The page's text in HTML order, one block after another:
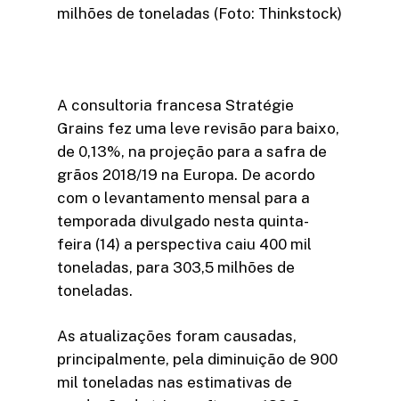
milhões de toneladas (Foto: Thinkstock)
A consultoria francesa Stratégie
Grains fez uma leve revisão para baixo,
de 0,13%, na projeção para a safra de
grãos 2018/19 na Europa. De acordo
com o levantamento mensal para a
temporada divulgado nesta quinta-
feira (14) a perspectiva caiu 400 mil
toneladas, para 303,5 milhões de
toneladas.
As atualizações foram causadas,
principalmente, pela diminuição de 900
mil toneladas nas estimativas de